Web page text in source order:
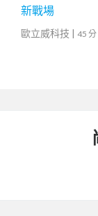
新戰場
歐立威科技 | 45 分